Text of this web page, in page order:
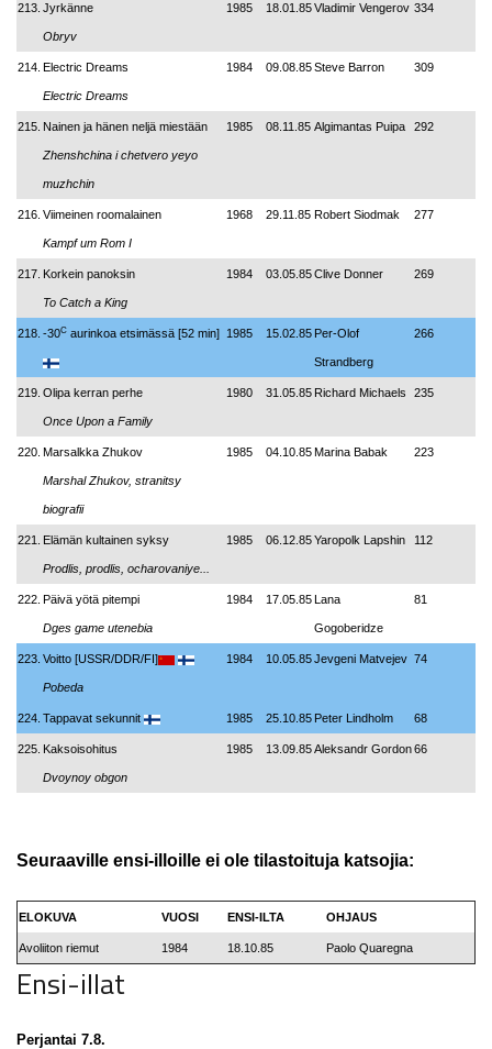
213. Jyrkänne
Obryv
1985 18.01.85Vladimir Vengerov 334
214. Electric Dreams
Electric Dreams
1984 09.08.85Steve Barron 309
215. Nainen ja hänen neljä miestään
Zhenshchina i chetvero yeyo
muzhchin
1985 08.11.85 Algimantas Puipa 292
216. Viimeinen roomalainen
Kampf um Rom I
1968 29.11.85 Robert Siodmak 277
217. Korkein panoksin
To Catch a King
1984 03.05.85Clive Donner 269
218. -30C aurinkoa etsimässä [52 min] 1985 15.02.85 Per-Olof
Strandberg
266
219. Olipa kerran perhe
Once Upon a Family
1980 31.05.85 Richard Michaels 235
220. Marsalkka Zhukov
Marshal Zhukov, stranitsy
biografii
1985 04.10.85Marina Babak 223
221. Elämän kultainen syksy
Prodlis, prodlis, ocharovaniye...
1985 06.12.85Yaropolk Lapshin 112
222. Päivä yötä pitempi
Dges game utenebia
1984 17.05.85Lana
Gogoberidze
81
223. Voitto [USSR/DDR/FI]
Pobeda
1984 10.05.85Jevgeni Matvejev 74
224. Tappavat sekunnit 1985 25.10.85 Peter Lindholm 68
225. Kaksoisohitus
Dvoynoy obgon
1985 13.09.85Aleksandr Gordon66
Seuraaville ensi-illoille ei ole tilastoituja katsojia:
ELOKUVA VUOSI ENSI-ILTA OHJAUS
Avoliiton riemut 1984 18.10.85 Paolo Quaregna
Ensi-illat
Perjantai 7.8.